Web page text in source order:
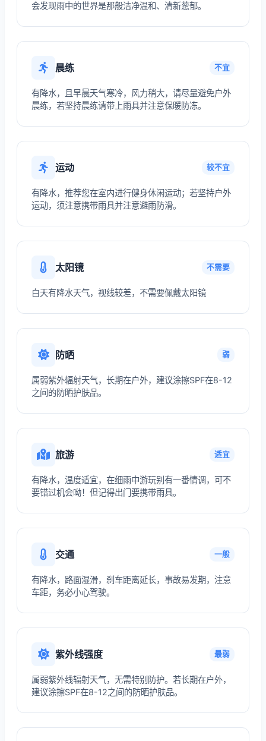
会发现雨中的世界是那般洁净温和、清新葱郁。
晨练 不宜
有降水，且早晨天气寒冷，风力稍大，请尽量避免户外
晨练，若坚持晨练请带上雨具并注意保暖防冻。
运动 较不宜
有降水，推荐您在室内进行健身休闲运动；若坚持户外
运动，须注意携带雨具并注意避雨防滑。
太阳镜 不需要
白天有降水天气，视线较差，不需要佩戴太阳镜
防晒 弱
属弱紫外辐射天气，长期在户外，建议涂擦SPF在8-12
之间的防晒护肤品。
旅游 适宜
有降水，温度适宜，在细雨中游玩别有一番情调，可不
要错过机会呦！但记得出门要携带雨具。
交通 一般
有降水，路面湿滑，刹车距离延长，事故易发期，注意
车距，务必小心驾驶。
紫外线强度 最弱
属弱紫外线辐射天气，无需特别防护。若长期在户外，
建议涂擦SPF在8-12之间的防晒护肤品。